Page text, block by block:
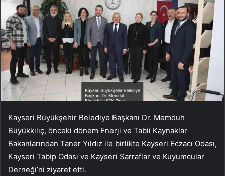
Kayseri Büyükşehir Belediye Başkanı Dr. Memduh
Büyükkılıç, önceki dönem Enerji ve Tabii Kaynaklar
Bakanlarından Taner Yıldız ile birlikte Kayseri Eczacı Odası,
Kayseri Tabip Odası ve Kayseri Sarraflar ve Kuyumcular
Derneği’ni ziyaret etti.